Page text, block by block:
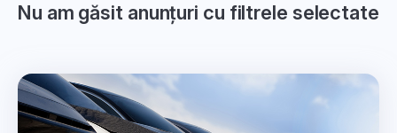
Nu am găsit anunțuri cu filtrele selectate